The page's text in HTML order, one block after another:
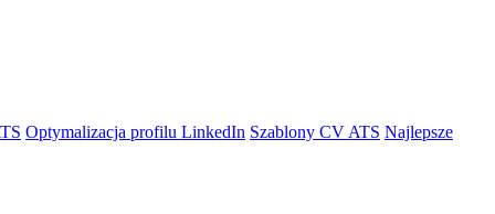
Optymalizacja profilu LinkedIn Szablony CV ATS Najlepsze